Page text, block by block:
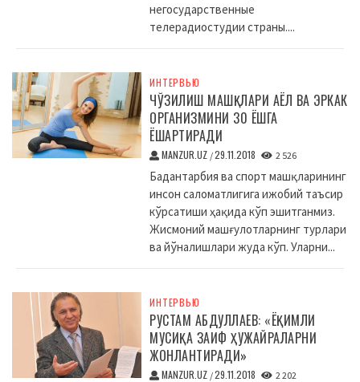
негосударственные
телерадиостудии страны....
ИНТЕРВЬЮ
ЧЎЗИЛИШ МАШҚЛАРИ АЁЛ ВА ЭРКАК
ОРГАНИЗМИНИ 30 ЁШГА
ЁШАРТИРАДИ
MANZUR.UZ /29.11.2018 2 526
Бадантарбия ва спорт машқларининг
инсон саломатлигига ижобий таъсир
кўрсатиши ҳақида кўп эшитганмиз.
Жисмоний машғулотларнинг турлари
ва йўналишлари жуда кўп. Уларни...
ИНТЕРВЬЮ
РУСТАМ АБДУЛЛАЕВ: «ЁҚИМЛИ
МУСИҚА ЗАИФ ҲУЖАЙРАЛАРНИ
ЖОНЛАНТИРАДИ»
MANZUR.UZ /29.11.2018 2 202